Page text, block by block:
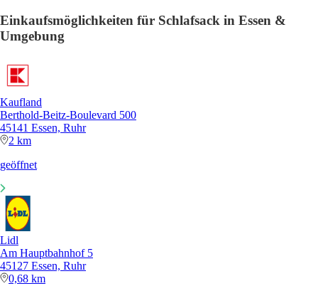
Einkaufsmöglichkeiten für Schlafsack in Essen &
Umgebung
Kaufland
Berthold-Beitz-Boulevard 500
45141 Essen, Ruhr
2 km
geöffnet
Lidl
Am Hauptbahnhof 5
45127 Essen, Ruhr
0,68 km